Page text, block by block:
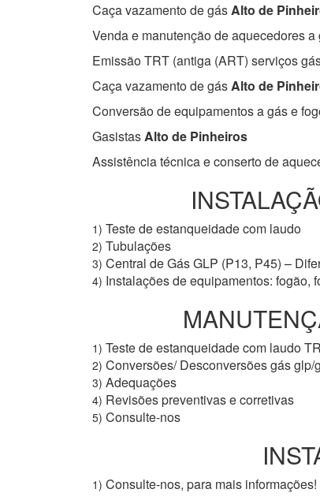
Caça vazamento de gásAlto de
Venda e manutenção de aquecedores a
Emissão TRT (antiga (ART) serviços
Caça vazamento de gásAlto de
Conversão de equipamentos a gás e
GasistasAlto de Pinheiros
Assistência técnica e conserto de
1) Teste de estanqueidade com laudo
2) Tubulações
3) Central de Gás GLP (P13, P45) –
4) Instalações de equipamentos: fogão,
1) Teste de estanqueidade com laudo
2) Conversões/ Desconversões gás glp/
3) Adequações
4) Revisões preventivas e corretivas
5) Consulte-nos
1) Consulte-nos, para mais informações!